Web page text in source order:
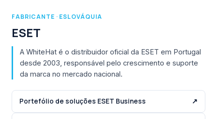
FABRICANTE · ESLOVÁQUIA
ESET
A WhiteHat é o distribuidor oficial da ESET em Portugal
desde 2003, responsável pelo crescimento e suporte
da marca no mercado nacional.
Portefólio de soluções ESET Business ↗